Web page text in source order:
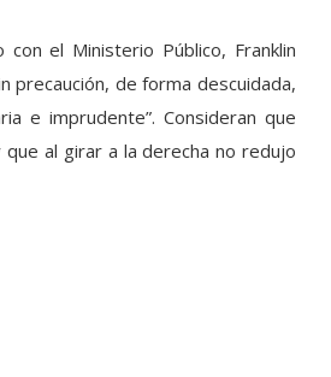
con el Ministerio Público, Franklin
precaución, de forma descuidada,
e imprudente”. Consideran que
al girar a la derecha no redujo